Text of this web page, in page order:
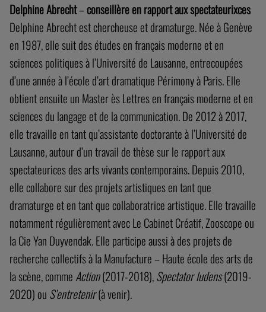
Delphine Abrecht–conseillère en rapport aux spectateurixces
Delphine Abrecht est chercheuse et dramaturge. Née à Genève
en 1987, elle suit des études en français moderne et en
sciences politiques à l’Université de Lausanne, entrecoupées
d’une année à l’école d’art dramatique Périmony à Paris. Elle
obtient ensuite un Master ès Lettres en français moderne et en
sciences du langage et de la communication. De 2012 à 2017,
elle travaille en tant qu’assistante doctorante à l’Université de
Lausanne, autour d’un travail de thèse sur le rapport aux
spectateurices des arts vivants contemporains. Depuis 2010,
elle collabore sur des projets artistiques en tant que
dramaturge et en tant que collaboratrice artistique. Elle travaille
notamment régulièrement avec Le Cabinet Créatif, Zooscope ou
la Cie Yan Duyvendak. Elle participe aussi à des projets de
recherche collectifs à la Manufacture – Haute école des arts de
la scène, commeAction(2017-2018),Spectator ludens(2019-
2020) ou S’entretenir(à venir).